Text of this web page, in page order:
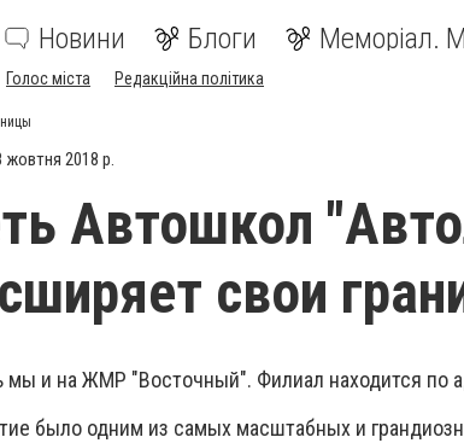
Новини Блоги Меморіал.
Голос міста Редакційна політика
жовтня 2018 р.
Автошкол
свои
мы и на ЖМР "Восточный". Филиал находится по
было одним из самых масштабных и